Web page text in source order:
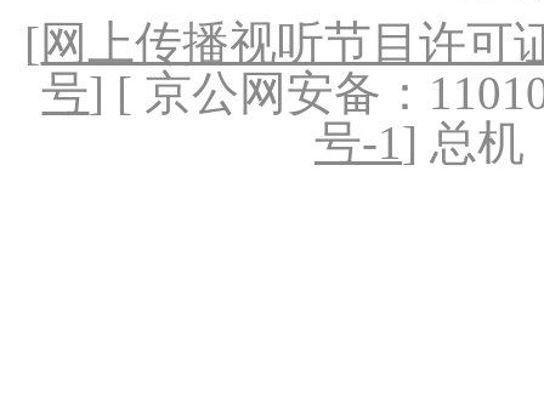
[网上传播视听节目许可
号] [ 京公网安备：
号-1] 总机